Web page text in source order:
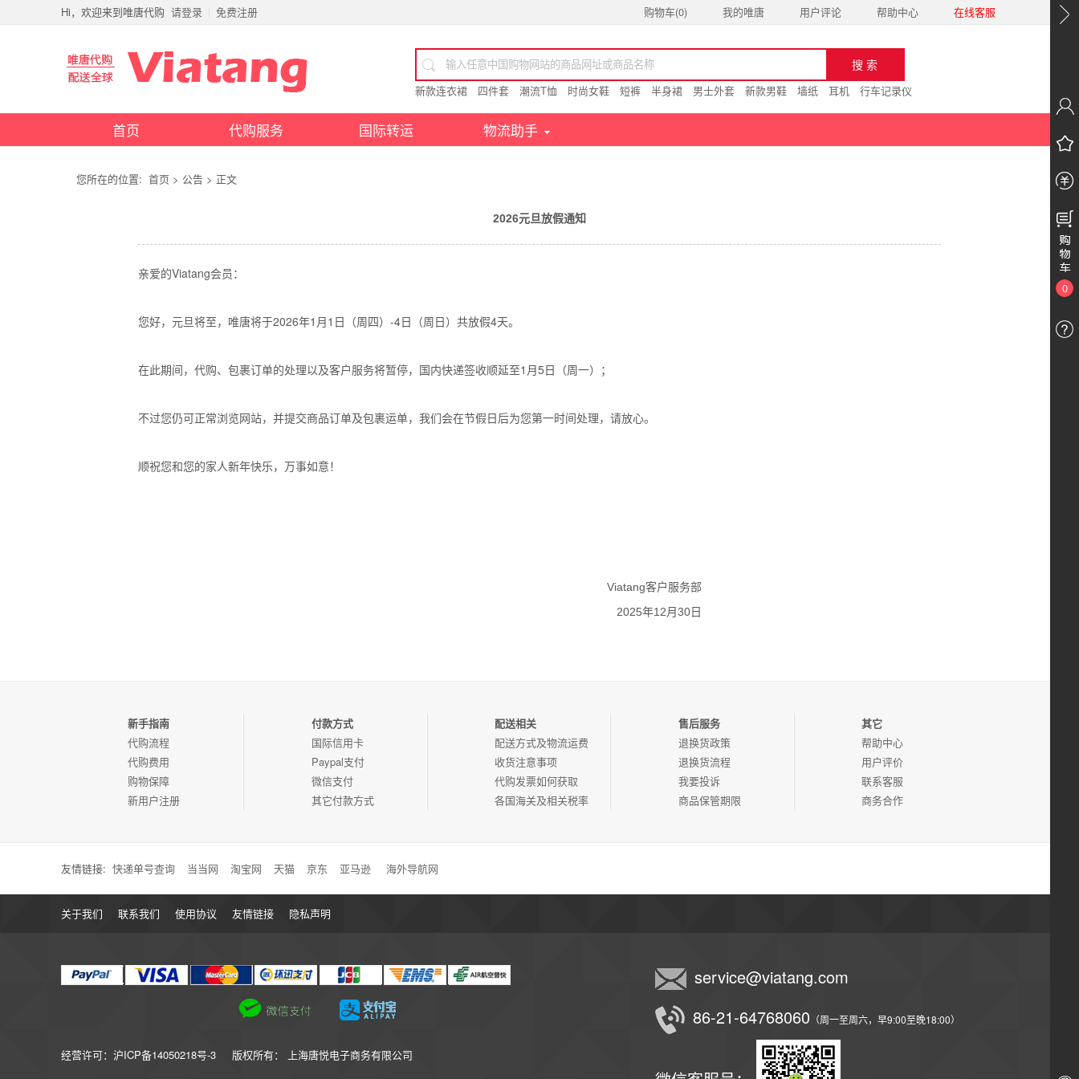
Hi，欢迎来到唯唐代购 请登录 免费注册 购物车(0) 我的唯唐 用户评论 帮助中心 在线客服
新款连衣裙 四件套 潮流T恤 时尚女鞋 短裤 半身裙 男士外套 新款男鞋 墙纸 耳机 行车记录仪
首页 代购服务 国际转运 物流助手
您所在的位置: 首页 > 公告 > 正文
2026元旦放假通知
亲爱的Viatang会员：
您好，元旦将至，唯唐将于2026年1月1日（周四）-4日（周日）共放假4天。
在此期间，代购、 包裹订单的处理以及客户服务将暂停，国内快递签收顺延至1月5日（周一）；
不过您仍可正常浏览网站，并提交商品订单及包裹运单，我们会在节假日后为您第一时间处理，请放心。
顺祝您和您的家人新年快乐，万事如意！
Viatang客户服务部
2025年12月30日
新手指南
代购流程
代购费用
购物保障
新用户注册
付款方式
国际信用卡
Paypal支付
微信支付
其它付款方式
配送相关
配送方式及物流运费
收货注意事项
代购发票如何获取
各国海关及相关税率
售后服务
退换货政策
退换货流程
我要投诉
商品保管期限
其它
帮助中心
用户评价
联系客服
商务合作
友情链接: 快递单号查询 当当网 淘宝网 天猫 京东 亚马逊 海外导航网
关于我们 联系我们 使用协议 友情链接 隐私声明
经营许可：沪ICP备14050218号-3 版权所有： 上海唐悦电子商务有限公司
service@viatang.com
86-21-64768060 （周一至周六，早9:00至晚18:00）
0